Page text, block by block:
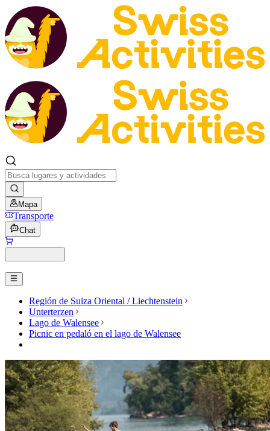
Mapa
Transporte
Chat
Región de Suiza Oriental / Liechtenstein
Unterterzen
Lago de Walensee
Picnic en pedaló en el lago de Walensee